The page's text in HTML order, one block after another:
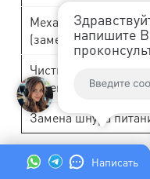
Написать
напишите
Механический
(замена кнопок,
Чистка турбины на
клиента
Замена шнура
Анализ